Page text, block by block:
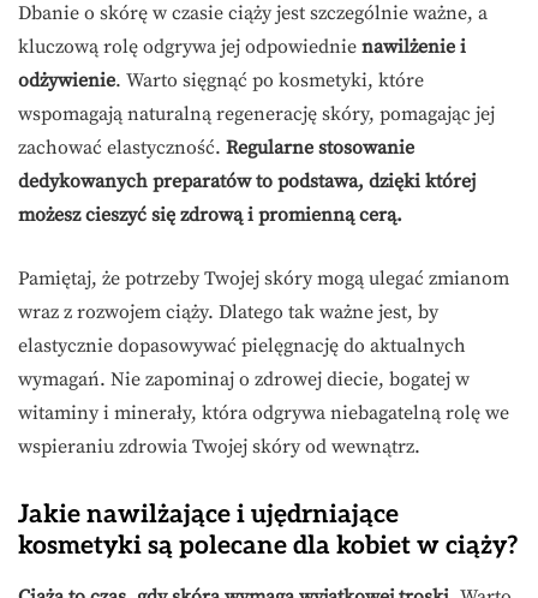
Dbanie o skórę w czasie ciąży jest szczególnie ważne, a
kluczową rolę odgrywa jej odpowiednie nawilżenie i
odżywienie. Warto sięgnąć po kosmetyki, które
wspomagają naturalną regenerację skóry, pomagając jej
zachować elastyczność. Regularne stosowanie
dedykowanych preparatów to podstawa, dzięki której
możesz cieszyć się zdrową i promienną cerą.
Pamiętaj, że potrzeby Twojej skóry mogą ulegać zmianom
wraz z rozwojem ciąży. Dlatego tak ważne jest, by
elastycznie dopasowywać pielęgnację do aktualnych
wymagań. Nie zapominaj o zdrowej diecie, bogatej w
witaminy i minerały, która odgrywa niebagatelną rolę we
wspieraniu zdrowia Twojej skóry od wewnątrz.
Jakie nawilżające i ujędrniające
kosmetyki są polecane dla kobiet w ciąży?